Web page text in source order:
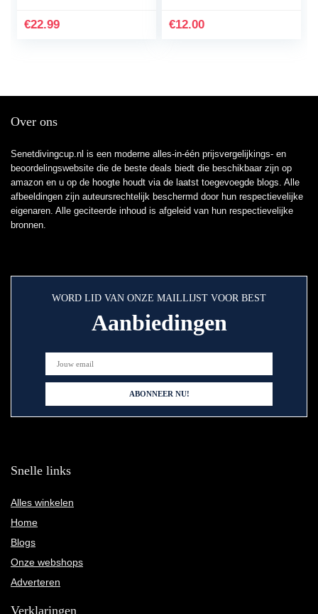
Handsfree Autolader
€22.99 €12.00
Over ons
Senetdivingcup.nl is een moderne alles-in-één prijsvergelijkings- en
beoordelingswebsite die de beste deals biedt die beschikbaar zijn op
amazon en u op de hoogte houdt via de laatst toegevoegde blogs. Alle
afbeeldingen zijn auteursrechtelijk beschermd door hun respectievelijke
eigenaren. Alle geciteerde inhoud is afgeleid van hun respectievelijke
bronnen.
WORD LID VAN ONZE MAILLIJST VOOR BEST
Aanbiedingen
Snelle links
Alles winkelen
Home
Blogs
Onze webshops
Adverteren
Verklaringen